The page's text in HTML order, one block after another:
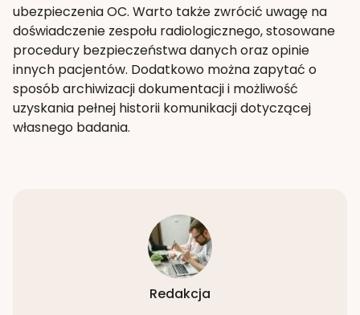
ubezpieczenia OC. Warto także zwrócić uwagę na
doświadczenie zespołu radiologicznego, stosowane
procedury bezpieczeństwa danych oraz opinie
innych pacjentów. Dodatkowo można zapytać o
sposób archiwizacji dokumentacji i możliwość
uzyskania pełnej historii komunikacji dotyczącej
własnego badania.
Redakcja